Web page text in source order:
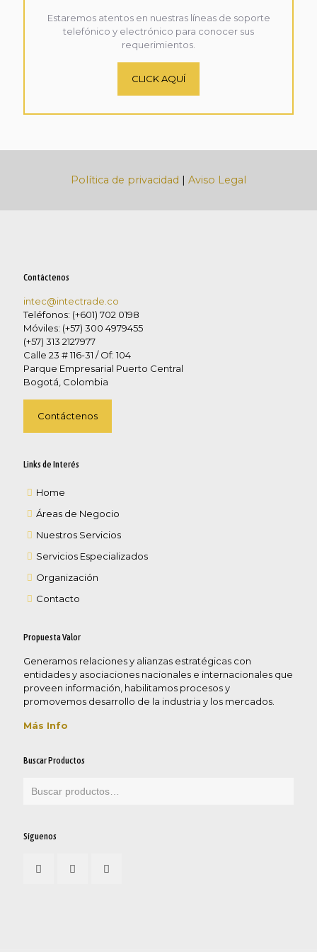
Estaremos atentos en nuestras líneas de soporte
telefónico y electrónico para conocer sus
requerimientos.
CLICK AQUÍ
Política de privacidad | Aviso Legal
Contáctenos
intec@intectrade.co
Teléfonos: (+601) 702 0198
Móviles: (+57) 300 4979455
(+57) 313 2127977
Calle 23 # 116-31 / Of: 104
Parque Empresarial Puerto Central
Bogotá, Colombia
Contáctenos
Links de Interés
Home
Áreas de Negocio
Nuestros Servicios
Servicios Especializados
Organización
Contacto
Propuesta Valor
Generamos relaciones y alianzas estratégicas con
entidades y asociaciones nacionales e internacionales que
proveen información, habilitamos procesos y
promovemos desarrollo de la industria y los mercados.
Más Info
Buscar Productos
Síguenos